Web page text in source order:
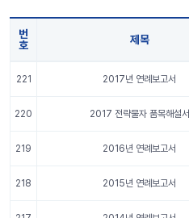
번
호
제목
221 2017년 연례보고서
220 2017 전략물자 품목해설서
219 2016년 연례보고서
218 2015년 연례보고서